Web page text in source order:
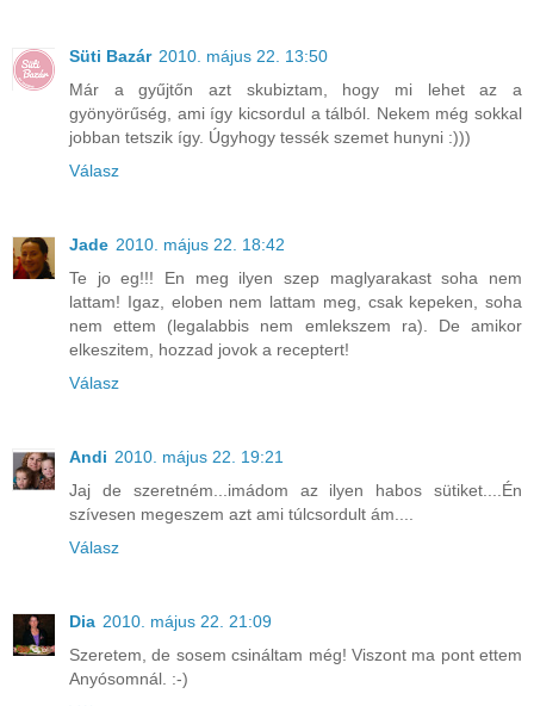
Süti Bazár 2010. május 22. 13:50
Már a gyűjtőn azt skubiztam, hogy mi lehet az a
gyönyörűség, ami így kicsordul a tálból. Nekem még sokkal
jobban tetszik így. Úgyhogy tessék szemet hunyni :)))
Válasz
Jade 2010. május 22. 18:42
Te jo eg!!! En meg ilyen szep maglyarakast soha nem
lattam! Igaz, eloben nem lattam meg, csak kepeken, soha
nem ettem (legalabbis nem emlekszem ra). De amikor
elkeszitem, hozzad jovok a receptert!
Válasz
Andi 2010. május 22. 19:21
Jaj de szeretném...imádom az ilyen habos sütiket....Én
szívesen megeszem azt ami túlcsordult ám....
Válasz
Dia 2010. május 22. 21:09
Szeretem, de sosem csináltam még! Viszont ma pont ettem
Anyósomnál. :-)